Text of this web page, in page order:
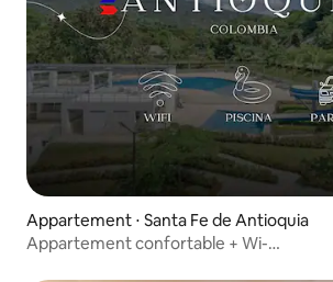
Appartement ⋅ Santa Fe de Antioquia
Appartement confortable + Wi-